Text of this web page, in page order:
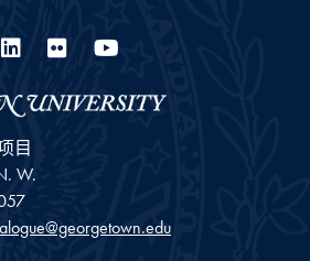
LinkedIn
Flickr
目
W.